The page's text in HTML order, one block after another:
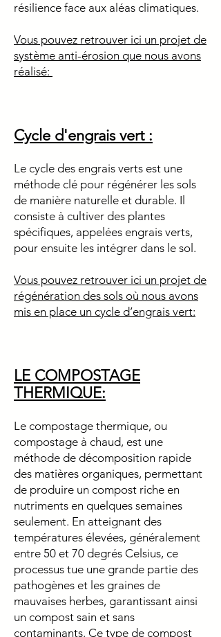
résilience face aux aléas climatiques.
Vous pouvez retrouver ici un projet de
système anti-érosion que nous avons
réalisé:
Cycle d'engrais vert :
Le cycle des engrais verts est une
méthode clé pour régénérer les sols
de manière naturelle et durable. Il
consiste à cultiver des plantes
spécifiques, appelées engrais verts,
pour ensuite les intégrer dans le sol.
Vous pouvez retrouver ici un projet de
régénération des sols où nous avons
mis en place un cycle d’engrais vert:
LE COMPOSTAGE
THERMIQUE:
Le compostage thermique, ou
compostage à chaud, est une
méthode de décomposition rapide
des matières organiques, permettant
de produire un compost riche en
nutriments en quelques semaines
seulement. En atteignant des
températures élevées, généralement
entre 50 et 70 degrés Celsius, ce
processus tue une grande partie des
pathogènes et les graines de
mauvaises herbes, garantissant ainsi
un compost sain et sans
contaminants. Ce type de compost